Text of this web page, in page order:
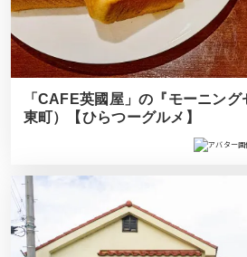
「CAFE英國屋」の『モーニン
東町）【ひらつーグルメ】